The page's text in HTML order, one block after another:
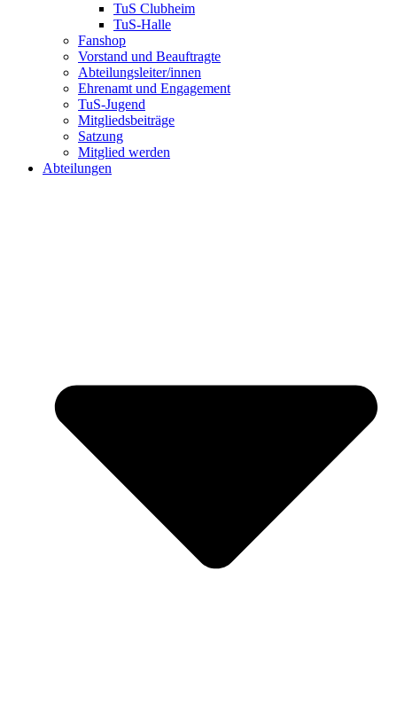
TuS Clubheim
TuS-Halle
Fanshop
Vorstand und Beauftragte
Abteilungsleiter/innen
Ehrenamt und Engagement
TuS-Jugend
Mitgliedsbeiträge
Satzung
Mitglied werden
Abteilungen